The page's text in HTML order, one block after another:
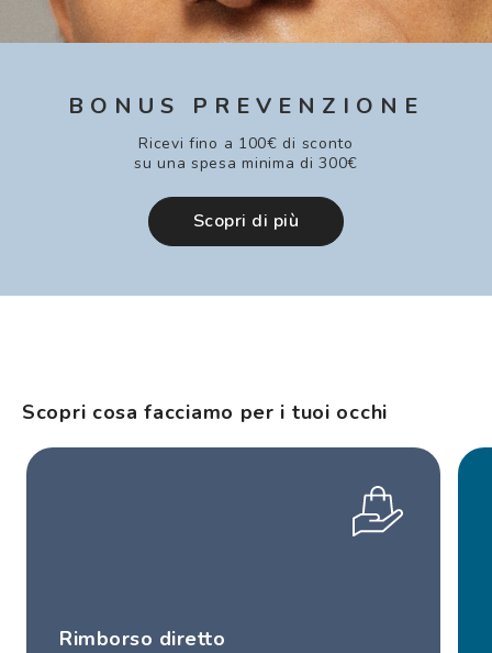
BONUS PREVENZIONE
Ricevi fino a 100€ di sconto
su una spesa minima di 300€
Scopri di più
Scopri cosa facciamo per i tuoi occhi
Rimborso diretto